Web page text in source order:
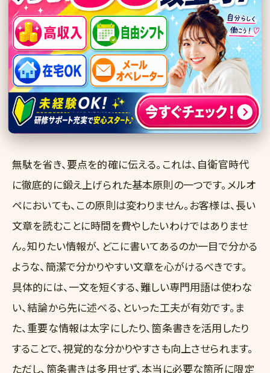
報を引き出すべきだと私は考えます。「〇〇についてお
困りでしょうか？」「具体的にどのような状況か、もう少し
詳しく教えていただけますか？」といった質問は、お客様
との認識の齟齬をなくし、よりスムーズな問題解決へと
導いてくれるはずです。
4. 簡潔かつ明瞭な文章構成を意識する
無駄を省き、要点を的確に伝える。これは、自衛官時代
に徹底的に鍛え上げられた基本原則の一つです。メルオ
ペにおいても、この原則は変わりません。お客様は、長い
文章を読むことに時間を費やしたいわけではありませ
ん。知りたい情報が、どこに書いてあるのか一目で分かる
ような、簡潔で分かりやすい文章を心がけるべきです。
具体的には、一文を短くする、難しい専門用語は使わな
い、結論から先に述べる、といった工夫が有効です。ま
た、重要な情報は太字にしたり、箇条書きを活用したり
することで、視覚的な分かりやすさも向上させられます。
ただし、箇条書きは多用せず、本当に必要な箇所に限定